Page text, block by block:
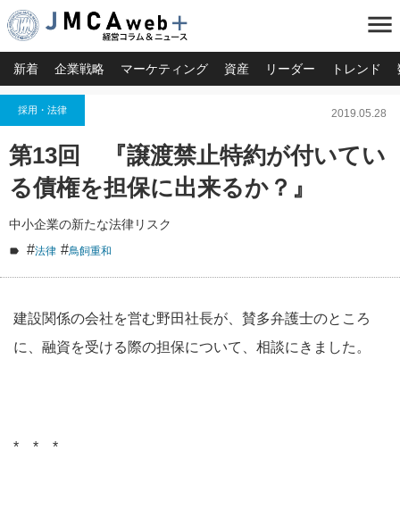
menu
新着 企業戦略 マーケティング 資産 リーダー トレンド
採用・法律 2019.05.28
第13回 『譲渡禁止特約が付いてい
る債権を担保に出来るか？』
中小企業の新たな法律リスク
#法律 #鳥飼重和
建設関係の会社を営む野田社長が、賛多弁護士のところ
に、融資を受ける際の担保について、相談にきました。
* * *